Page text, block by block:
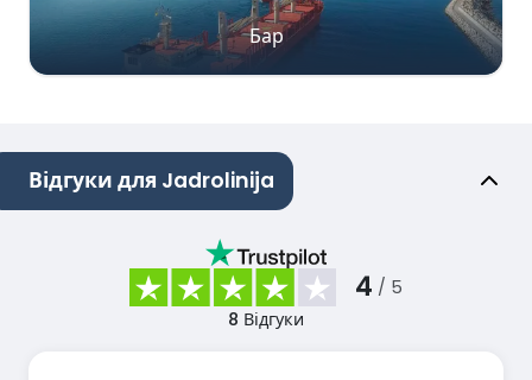
Бар
Відгуки для Jadrolinija
4 / 5
8 Відгуки